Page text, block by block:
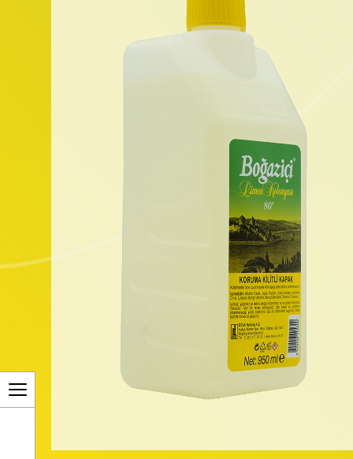
depolamak için sıklıkla tercih edilir. Küçük şişelerdeki
kolonyalar bitince bidonlardan şişelere aktarım
yapılabilir. Böylece bidon kolonya birim bazında
düşünüldüğünde oldukça uygun fiyatlı bir seçenek